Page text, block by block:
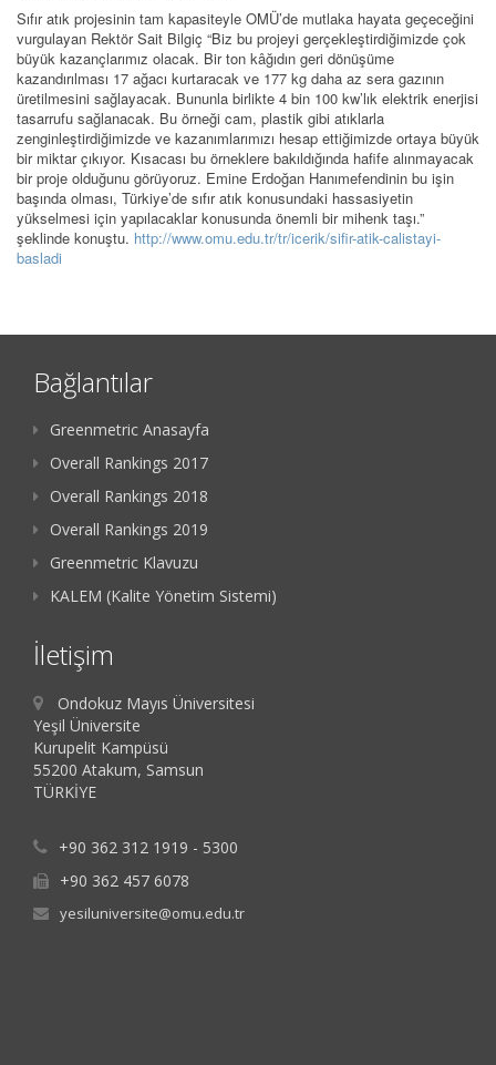
Sıfır atık projesinin tam kapasiteyle OMÜ’de mutlaka hayata geçeceğini
vurgulayan Rektör Sait Bilgiç “Biz bu projeyi gerçekleştirdiğimizde çok
büyük kazançlarımız olacak. Bir ton kâğıdın geri dönüşüme
kazandırılması 17 ağacı kurtaracak ve 177 kg daha az sera gazının
üretilmesini sağlayacak. Bununla birlikte 4 bin 100 kw’lık elektrik enerjisi
tasarrufu sağlanacak. Bu örneği cam, plastik gibi atıklarla
zenginleştirdiğimizde ve kazanımlarımızı hesap ettiğimizde ortaya büyük
bir miktar çıkıyor. Kısacası bu örneklere bakıldığında hafife alınmayacak
bir proje olduğunu görüyoruz. Emine Erdoğan Hanımefendinin bu işin
başında olması, Türkiye’de sıfır atık konusundaki hassasiyetin
yükselmesi için yapılacaklar konusunda önemli bir mihenk taşı.”
şeklinde konuştu. http://www.omu.edu.tr/tr/icerik/sifir-atik-calistayi-
basladi
Bağlantılar
Greenmetric Anasayfa
Overall Rankings 2017
Overall Rankings 2018
Overall Rankings 2019
Greenmetric Klavuzu
KALEM (Kalite Yönetim Sistemi)
İletişim
Ondokuz Mayıs Üniversitesi
Yeşil Üniversite
Kurupelit Kampüsü
55200 Atakum, Samsun
TÜRKİYE
+90 362 312 1919 - 5300
+90 362 457 6078
yesiluniversite@omu.edu.tr